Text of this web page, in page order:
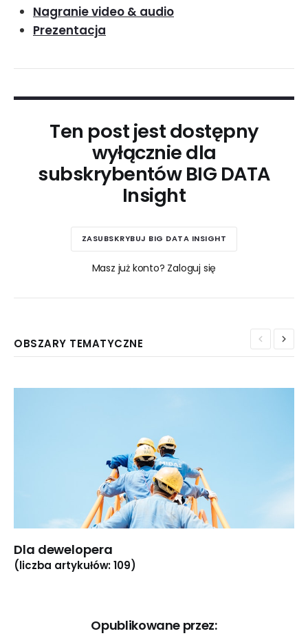
Nagranie video & audio
Prezentacja
Ten post jest dostępny
wyłącznie dla
subskrybentów BIG DATA
Insight
ZASUBSKRYBUJ BIG DATA INSIGHT
Masz już konto? Zaloguj się
OBSZARY TEMATYCZNE
Dla dewelopera
(liczba artykułów: 109)
Opublikowane przez: